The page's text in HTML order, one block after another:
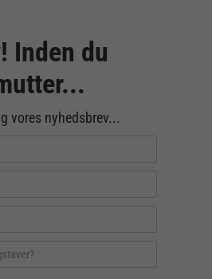
Inden du
vores nyhedsbrev...